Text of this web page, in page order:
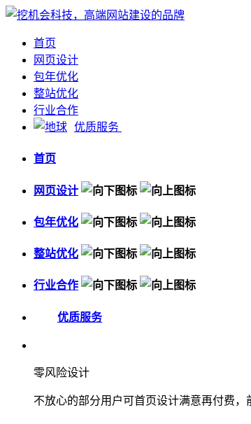
首页
网页设计
包年优化
整站优化
行业合作
优质服务
首页
网页设计
包年优化
整站优化
行业合作
优质服务
零风险设计
不放心的部分用户可首页设计满意再付费